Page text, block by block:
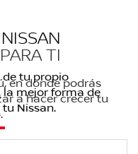
de tu propio
la mejor forma de
Nissan.
TI
en donde podrás
a hacer crecer tu